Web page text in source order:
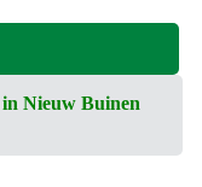
Nieuw Buinen